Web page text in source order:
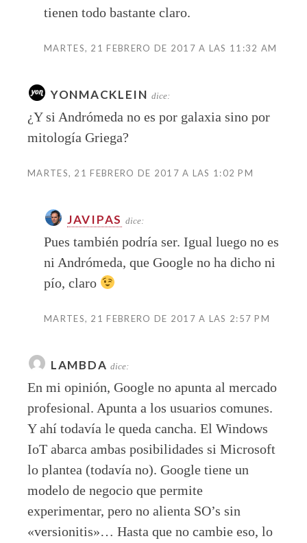
tienen todo bastante claro.
MARTES, 21 FEBRERO DE 2017 A LAS 11:32 AM
YONMACKLEIN dice:
¿Y si Andrómeda no es por galaxia sino por
mitología Griega?
MARTES, 21 FEBRERO DE 2017 A LAS 1:02 PM
JAVIPAS dice:
Pues también podría ser. Igual luego no es
ni Andrómeda, que Google no ha dicho ni
pío, claro
MARTES, 21 FEBRERO DE 2017 A LAS 2:57 PM
LAMBDA dice:
En mi opinión, Google no apunta al mercado
profesional. Apunta a los usuarios comunes.
Y ahí todavía le queda cancha. El Windows
IoT abarca ambas posibilidades si Microsoft
lo plantea (todavía no). Google tiene un
modelo de negocio que permite
experimentar, pero no alienta SO’s sin
«versionitis»… Hasta que no cambie eso, lo